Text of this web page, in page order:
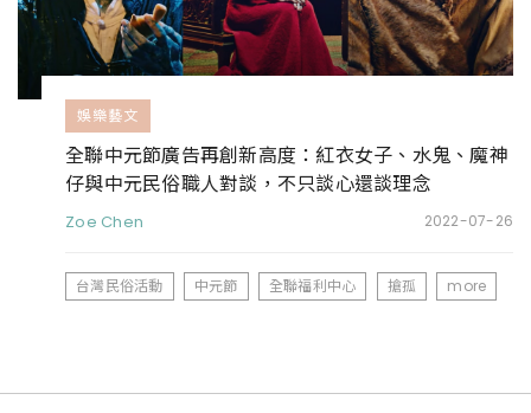
娛樂藝文
全聯中元節廣告再創新高度：紅衣女子、水鬼、魔神
仔與中元民俗職人對談，不只談心還談理念
Zoe Chen 2022-07-26
台灣民俗活動 中元節 全聯福利中心 搶孤 more